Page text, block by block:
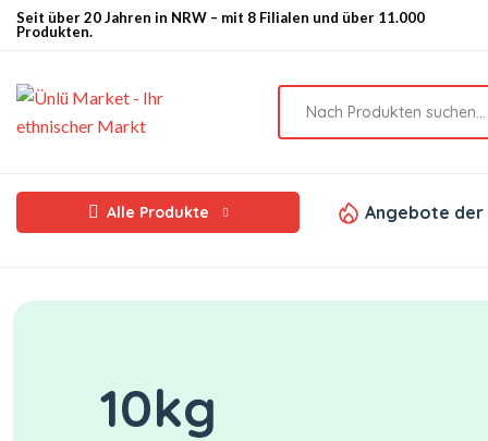
Seit über 20 Jahren in NRW – mit 8 Filialen und über 11.000
Produkten.
Alle Produkte Angebote der
10kg